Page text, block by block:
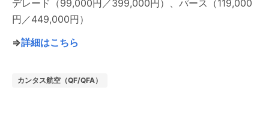
デレード（99,000円／399,000円）、パース（119,000
円／449,000円）
⇒詳細はこちら
カンタス航空（QF/QFA）